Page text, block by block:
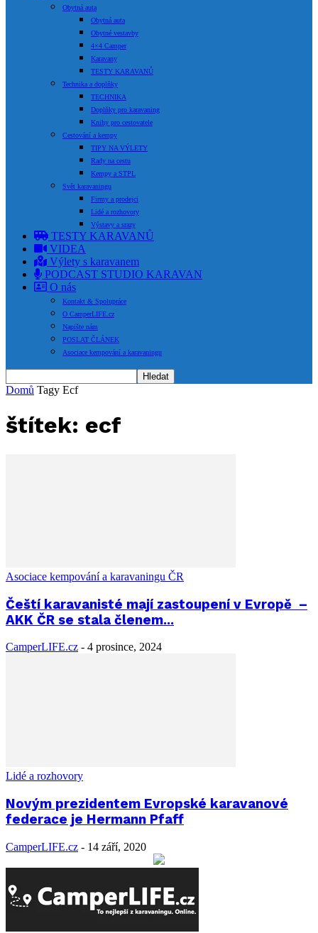
Obytná auta
Obytná auta
Obytné vestavby
4×4 Camper
Karavany
TESTY KARAVANŮ
Technika a doplňky
TECHNIKA
Doplňky pro karavaning
Knihy pro cestovatele
Cestování a kempy
TIPY NA VÝLETY
Rady na cestu
Kempy a STPL
Svět karavaningu
Firmy a prodejci
Lidé a rozhovory
Výstavy a srazy
TESTY KARAVANŮ
VIDEA
Výlety s karavanem
PODCAST STUDIO KARAVAN
O nás
Kontakt & Spolupráce
O CamperLIFE.cz
Napište nám
POSLAT ČLÁNEK
Asociace kempování a karavaningu
Domů Tagy Ecf
štítek: ecf
Asociace kempování a karavaningu ČR
Čeští karavanisté mají zastoupení v Evropě –
AKK ČR se stala členem...
CamperLIFE.cz - 4 prosince, 2024
Lidé a rozhovory
Novým prezidentem Evropské karavanové
federace je Hermann Pfaff
CamperLIFE.cz - 14 září, 2020